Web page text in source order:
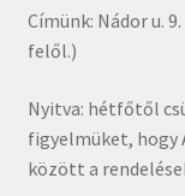
Címünk: Nádor u.
felől.)
Nyitva: hétfőtől
figyelmüket, hogy
között a